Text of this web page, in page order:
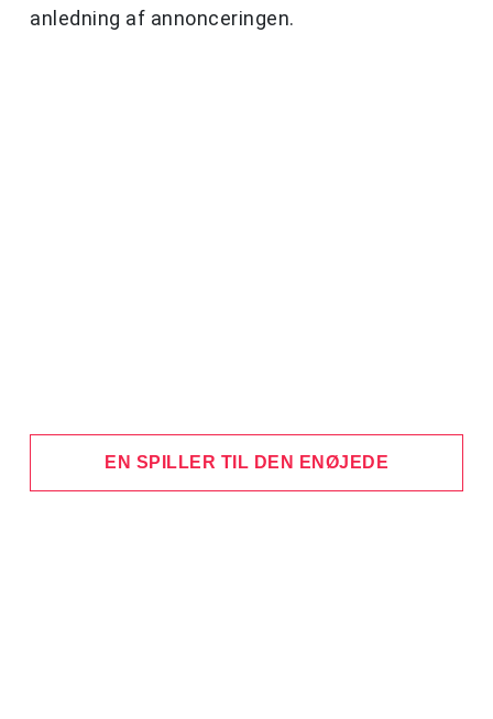
anledning af annonceringen.
EN SPILLER TIL DEN ENØJEDE